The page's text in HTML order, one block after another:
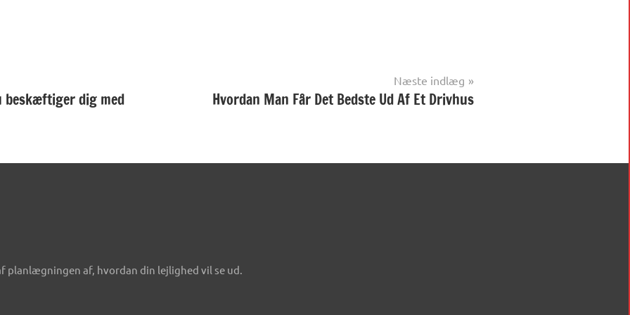
beskæftiger dig med
Næste indlæg
Hvordan Man Får Det Bedste Ud Af Et Drivhus
planlægningen af, hvordan din lejlighed vil se ud.